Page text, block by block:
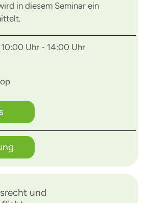
in diesem Seminar ein
Uhr - 14:00 Uhr
und